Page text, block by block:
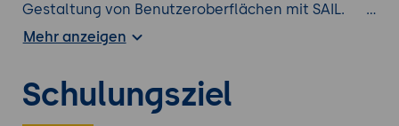
Gestaltung von Benutzeroberflächen mit SAIL.
Darauf aufbauend modellieren Sie
Ein weiterer Schwerpunkt liegt auf der Integration
externer Systeme, dem Deployment von
Mehr anzeigen
Schulungsziel